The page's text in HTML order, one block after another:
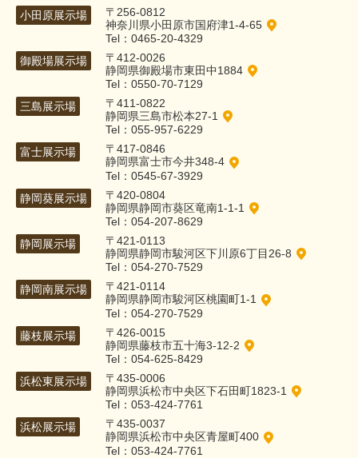
小田原展示場
〒256-0812
神奈川県小田原市国府津1-4-65
Tel：0465-20-4329
御殿場展示場
〒412-0026
静岡県御殿場市東田中1884
Tel：0550-70-7129
三島展示場
〒411-0822
静岡県三島市松本27-1
Tel：055-957-6229
富士展示場
〒417-0846
静岡県富士市今井348-4
Tel：0545-67-3929
静岡葵展示場
〒420-0804
静岡県静岡市葵区竜南1-1-1
Tel：054-207-8629
静岡展示場
〒421-0113
静岡県静岡市駿河区下川原6丁目26-8
Tel：054-270-7529
静岡南展示場
〒421-0114
静岡県静岡市駿河区桃園町1-1
Tel：054-270-7529
藤枝展示場
〒426-0015
静岡県藤枝市五十海3-12-2
Tel：054-625-8429
浜松東展示場
〒435-0006
静岡県浜松市中央区下石田町1823-1
Tel：053-424-7761
浜松展示場
〒435-0037
静岡県浜松市中央区青屋町400
Tel：053-424-7761